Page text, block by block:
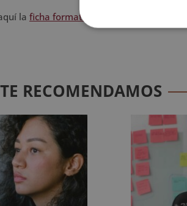
la ficha formativa
RECOMENDAMOS